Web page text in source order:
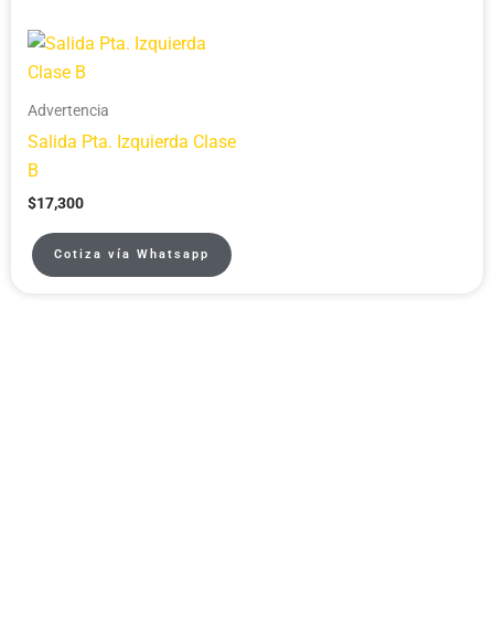
Advertencia
Salida Pta. Izquierda Clase
B
$17,300
Cotiza vía Whatsapp